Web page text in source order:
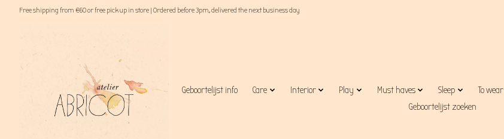
Free shipping from €60 or free pick up in store | Ordered before 3pm, delivered the next business day
Geboortelijst info Care Interior Play Must haves Sleep To wear
Geboortelijst zoeken